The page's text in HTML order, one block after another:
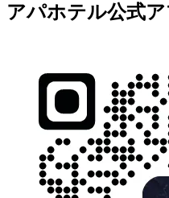
アパホテル公式